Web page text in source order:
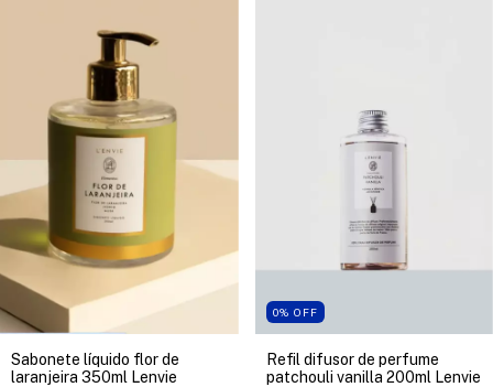
Sabonete líquido flor de
laranjeira 350ml Lenvie
0% OFF
Refil difusor de perfume
patchouli vanilla 200ml Lenvie